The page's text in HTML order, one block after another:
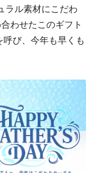
ラル素材にこだわ
わせたこのギフト
び、今年も早くも